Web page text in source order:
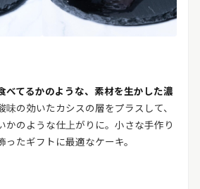
べてるかのような、素材を生かした濃
味の効いたカシスの層をプラスして、
かのような仕上がりに。小さな手作り
ったギフトに最適なケーキ。